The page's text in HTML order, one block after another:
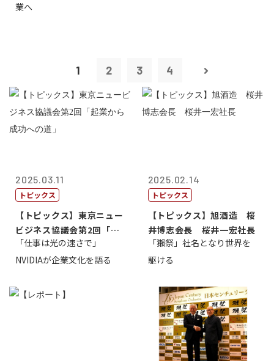
業へ
1 2 3 4
2025.03.11
トピックス
【トピックス】東京ニュー
ビジネス協議会第2回「起
業から成功へ...
「仕事は光の速さで」
NVIDIAが企業文化を語る
2025.02.14
トピックス
【トピックス】旭酒造 桜
井博志会長 桜井一宏社長
「獺祭」社名となり世界を
駆ける